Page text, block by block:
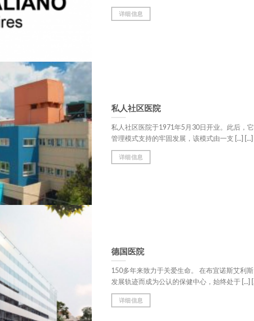
详细信息
私人社区医院
私人社区医院于1971年5月30日开业。此后，
管理模式支持的牢固发展，该模式由一支 [...] [...]
详细信息
德国医院
150多年来致力于关爱生命。 在布宜诺斯艾利
发展轨迹而成为公认的保健中心，始终处于 [...]
详细信息